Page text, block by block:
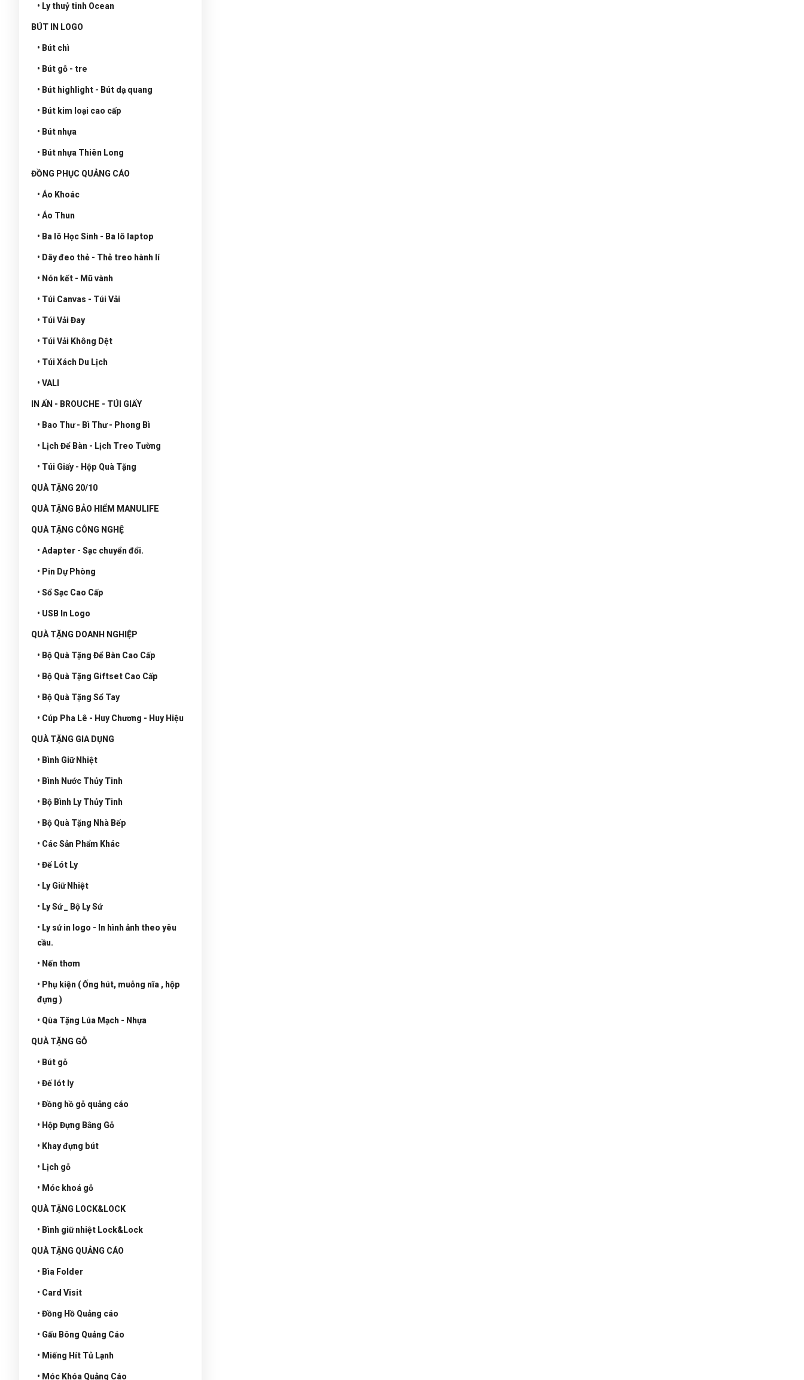
• Ly thuỷ tinh Ocean
BÚT IN LOGO
• Bút chì
• Bút gỗ - tre
• Bút highlight - Bút dạ quang
• Bút kim loại cao cấp
• Bút nhựa
• Bút nhựa Thiên Long
ĐỒNG PHỤC QUẢNG CÁO
• Áo Khoác
• Áo Thun
• Ba lô Học Sinh - Ba lô laptop
• Dây đeo thẻ - Thẻ treo hành lí
• Nón kết - Mũ vành
• Túi Canvas - Túi Vải
• Túi Vải Đay
• Túi Vải Không Dệt
• Túi Xách Du Lịch
• VALI
IN ẤN - BROUCHE - TÚI GIẤY
• Bao Thư - Bì Thư - Phong Bì
• Lịch Để Bàn - Lịch Treo Tường
• Túi Giấy - Hộp Quà Tặng
QUÀ TẶNG 20/10
QUÀ TẶNG BẢO HIỂM MANULIFE
QUÀ TẶNG CÔNG NGHỆ
• Adapter - Sạc chuyển đổi.
• Pin Dự Phòng
• Sổ Sạc Cao Cấp
• USB In Logo
QUÀ TẶNG DOANH NGHIỆP
• Bộ Quà Tặng Để Bàn Cao Cấp
• Bộ Quà Tặng Giftset Cao Cấp
• Bộ Quà Tặng Sổ Tay
• Cúp Pha Lê - Huy Chương - Huy Hiệu
QUÀ TẶNG GIA DỤNG
• Bình Giữ Nhiệt
• Bình Nước Thủy Tinh
• Bộ Bình Ly Thủy Tinh
• Bộ Quà Tặng Nhà Bếp
• Các Sản Phẩm Khác
• Đế Lót Ly
• Ly Giữ Nhiệt
• Ly Sứ _ Bộ Ly Sứ
• Ly sứ in logo - In hình ảnh theo yêu
cầu.
• Nến thơm
• Phụ kiện ( Ống hút, muỗng nĩa , hộp
đựng )
• Qùa Tặng Lúa Mạch - Nhựa
QUÀ TẶNG GỖ
• Bút gỗ
• Đế lót ly
• Đồng hồ gỗ quảng cáo
• Hộp Đựng Bằng Gỗ
• Khay đựng bút
• Lịch gỗ
• Móc khoá gỗ
QUÀ TẶNG LOCK&LOCK
• Bình giữ nhiệt Lock&Lock
QUÀ TẶNG QUẢNG CÁO
• Bìa Folder
• Card Visit
• Đồng Hồ Quảng cáo
• Gấu Bông Quảng Cáo
• Miếng Hít Tủ Lạnh
• Móc Khóa Quảng Cáo